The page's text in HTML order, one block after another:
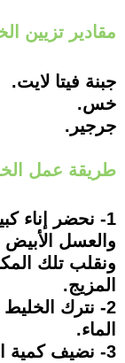
مقادير تزيين
جبنة فيتا لايت.
خس.
جرجير.
طريقة عمل
1- نحضر إناء
والعسل الأبيض
ونقلب تلك
المزيج.
2- نترك
الماء.
3- نضيف كمية